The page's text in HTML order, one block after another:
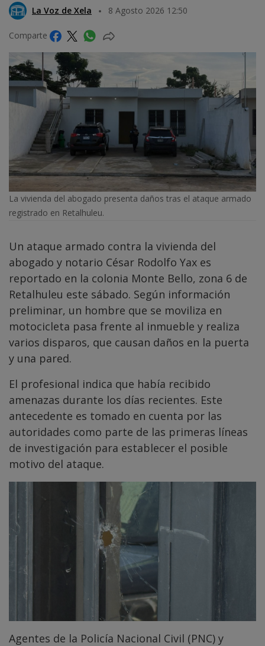
La Voz de Xela 8 Agosto 2026 12:50
Comparte
La vivienda del abogado presenta daños tras el ataque armado
registrado en Retalhuleu.
Un ataque armado contra la vivienda del
abogado y notario César Rodolfo Yax es
reportado en la colonia Monte Bello, zona 6 de
Retalhuleu este sábado. Según información
preliminar, un hombre que se moviliza en
motocicleta pasa frente al inmueble y realiza
varios disparos, que causan daños en la puerta
y una pared.
El profesional indica que había recibido
amenazas durante los días recientes. Este
antecedente es tomado en cuenta por las
autoridades como parte de las primeras líneas
de investigación para establecer el posible
motivo del ataque.
Agentes de la Policía Nacional Civil (PNC) y